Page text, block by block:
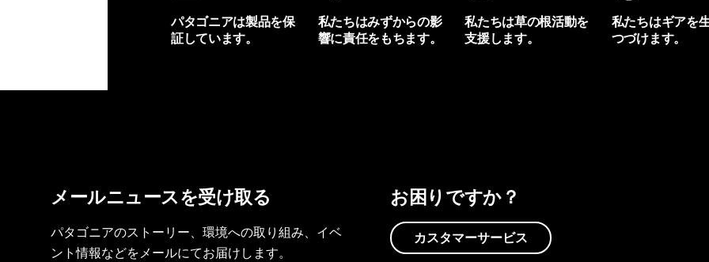
パタゴニアは製品を保
証しています。
私たちはみずからの影
響に責任をもちます。
私たちは草の根活動を
支援します。
私たちはギアを
つづけます。
メールニュースを受け取る
パタゴニアのストーリー、環境への取り組み、イベ
ント情報などをメールにてお届けします。
お困りですか？
カスタマーサービス